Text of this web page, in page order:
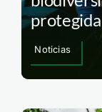
protegida
Noticias